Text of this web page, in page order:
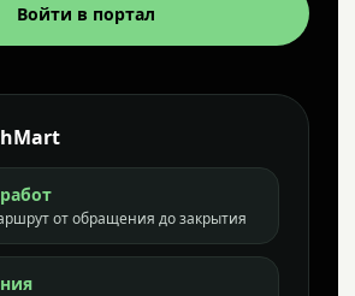
Войти в портал
от обращения до закрытия